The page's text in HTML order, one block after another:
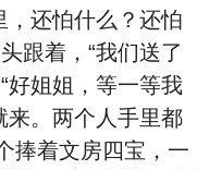
，还怕什么？还怕
跟着，“我们送了
好姐姐，等一等我
来。两个人手里都
捧着文房四宝，一